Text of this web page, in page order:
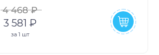
4 468 ₽
3 581 ₽
за1 шт